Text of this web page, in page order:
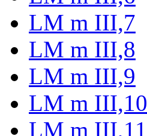
LM m III,7
LM m III,8
LM m III,9
LM m III,10
LM m III,11